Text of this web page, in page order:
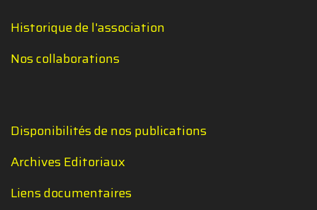
Historique de l'association
Nos collaborations
Disponibilités de nos publications
Archives Editoriaux
Liens documentaires